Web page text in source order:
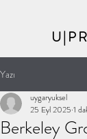
Yazı
Berkeley
uygaryuksel
25 Eyl 2025 1